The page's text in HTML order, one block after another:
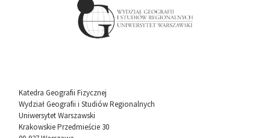
Katedra Geografii Fizycznej
Wydział Geografii i Studiów Regionalnych
Uniwersytet Warszawski
Krakowskie Przedmieście 30